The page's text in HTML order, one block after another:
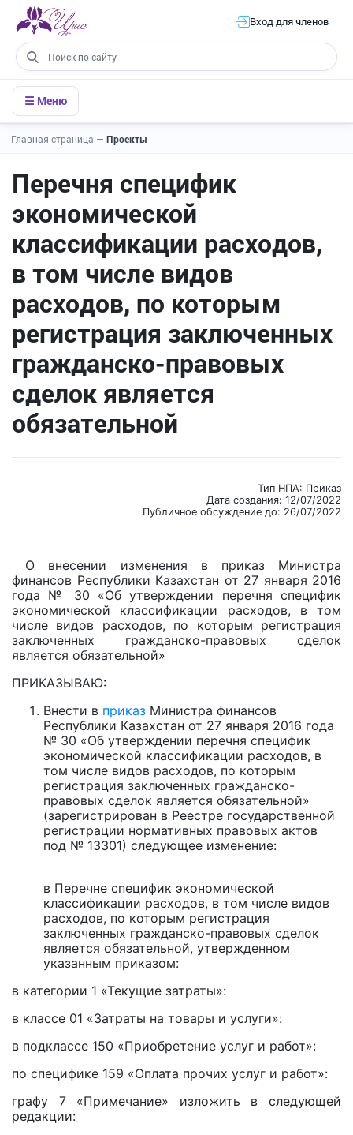
Вход для членов
☰ Меню
Главная страница — Проекты
Перечня специфик
экономической
классификации расходов,
в том числе видов
расходов, по которым
регистрация заключенных
гражданско-правовых
сделок является
обязательной
Тип НПА: Приказ
Дата создания: 12/07/2022
Публичное обсуждение до: 26/07/2022
О внесении изменения в приказ Министра
финансов Республики Казахстан от 27 января 2016
года № 30 «Об утверждении перечня специфик
экономической классификации расходов, в том
числе видов расходов, по которым регистрация
заключенных гражданско-правовых сделок
является обязательной»
ПРИКАЗЫВАЮ:
Внести в приказ Министра финансов
Республики Казахстан от 27 января 2016 года
№ 30 «Об утверждении перечня специфик
экономической классификации расходов, в
том числе видов расходов, по которым
регистрация заключенных гражданско-
правовых сделок является обязательной»
(зарегистрирован в Реестре государственной
регистрации нормативных правовых актов
под № 13301) следующее изменение:
в Перечне специфик экономической
классификации расходов, в том числе видов
расходов, по которым регистрация
заключенных гражданско-правовых сделок
является обязательной, утвержденном
указанным приказом:
в категории 1 «Текущие затраты»:
в классе 01 «Затраты на товары и услуги»:
в подклассе 150 «Приобретение услуг и работ»:
по специфике 159 «Оплата прочих услуг и работ»:
графу 7 «Примечание» изложить в следующей
редакции: